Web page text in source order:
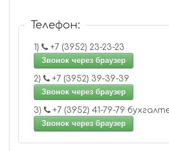
Телефон:
1)
+7 (3952) 23-23-23
Звонок через браузер
2)
+7 (3952) 39-39-39
Звонок через браузер
3)
+7 (3952) 41-79-79
Звонок через браузер